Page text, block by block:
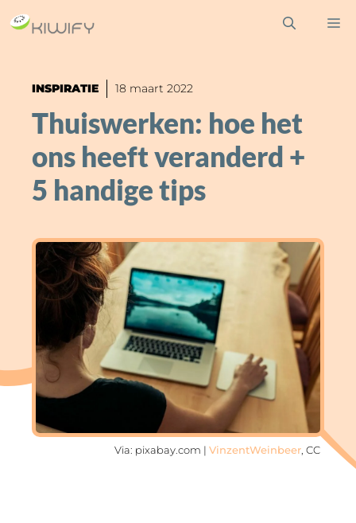
Ga
naar
inhoudINSPIRATIE 18 maart 2022
Thuiswerken: hoe het
ons heeft veranderd +
5 handige tips
Via: pixabay.com | VinzentWeinbeer , CC